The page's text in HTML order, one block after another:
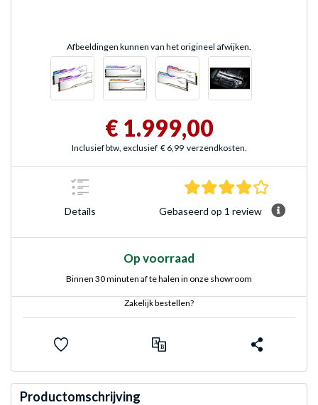
Afbeeldingen kunnen van het origineel afwijken.
€ 1.999,00
Inclusief btw, exclusief € 6,99 verzendkosten.
Details Gebaseerd op 1 review
Op voorraad
Binnen 30 minuten af te halen in onze showroom
Zakelijk bestellen?
Productomschrijving